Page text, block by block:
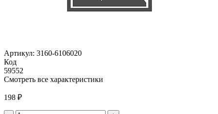
Артикул: 3160-6106020
Код
59552
Смотреть все характеристики
198 ₽